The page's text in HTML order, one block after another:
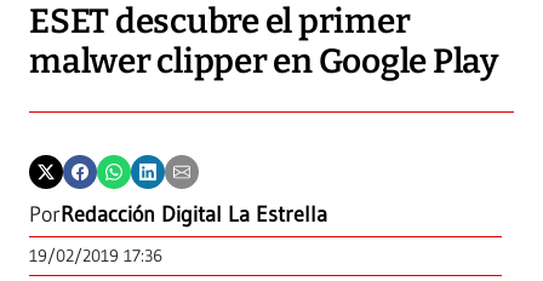
ESET descubre el primer
malwer clipper en Google Play
PorRedacción Digital La Estrella
19/02/2019 17:36